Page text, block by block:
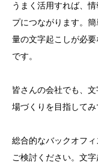
うまく活用すれば、
プにつながります。
量の文字起こしが必
です。
皆さんの会社でも、
場づくりを目指してみ
総合的なバックオフ
ご検討ください。文